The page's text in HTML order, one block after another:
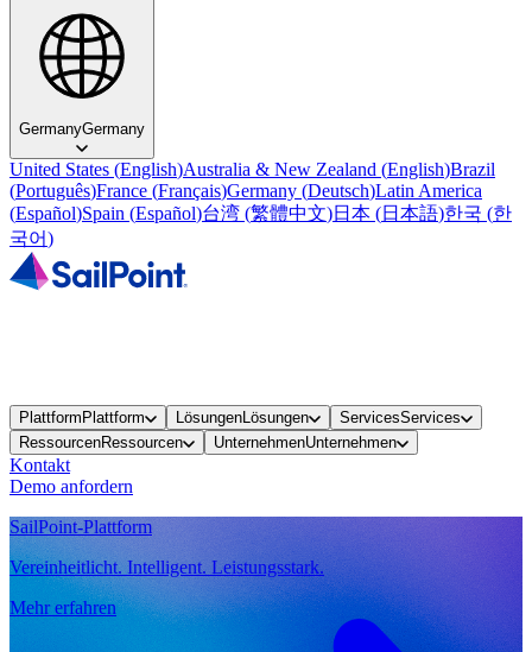
GermanyGermany
United States (English)Australia & New Zealand (English)Brazil
(Português)France (Français)Germany (Deutsch)Latin America
(Español)Spain (Español)台湾 (繁體中文)日本 (日本語)한국 (한
국어)
Plattform Plattform LösungenLösungen ServicesServices
RessourcenRessourcen UnternehmenUnternehmen
Kontakt
Demo anfordern
SailPoint-Plattform
Vereinheitlicht. Intelligent. Leistungsstark.
Mehr erfahren